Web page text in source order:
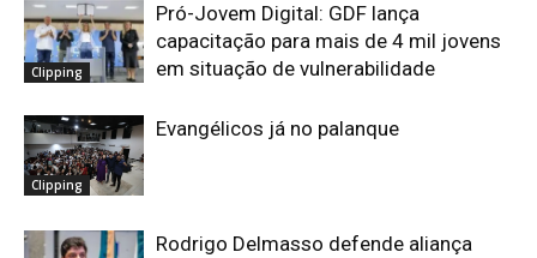
Clipping
Pró-Jovem Digital: GDF lança
capacitação para mais de 4 mil jovens
em situação de vulnerabilidade
Clipping
Evangélicos já no palanque
Rodrigo Delmasso defende aliança